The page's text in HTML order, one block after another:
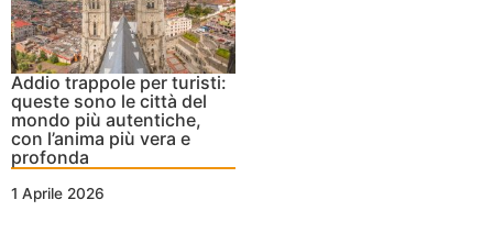
Addio trappole per turisti:
queste sono le città del
mondo più autentiche,
con l’anima più vera e
profonda
1 Aprile 2026